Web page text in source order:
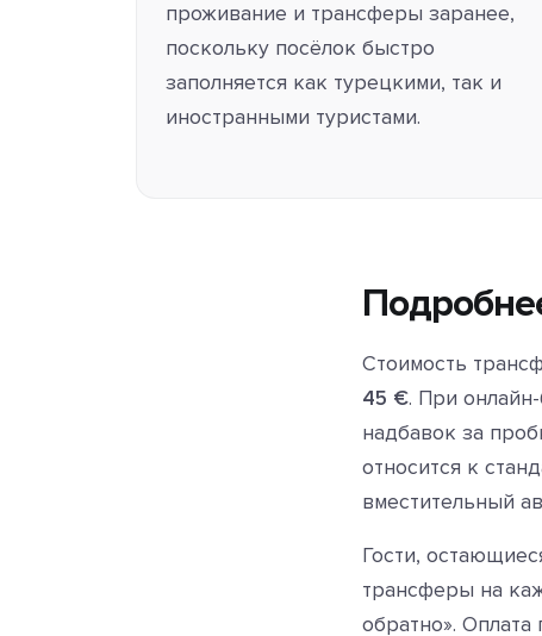
проживание и трансферы заранее,
поскольку посёлок быстро
заполняется как турецкими, так и
иностранными туристами.
Стоимость
45 €. При
надбавок за
относится к
вместительный
Гости,
трансферы на
обратно».